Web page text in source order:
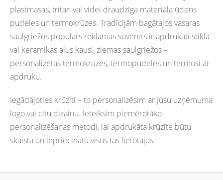
plastmasas, tritan vai videi draudzīga materiāla ūdens
pudeles un termokrūzes. Tradīcijām bagātajos vasaras
saulgriežos populārs reklāmas suvenīrs ir apdrukāti stikla
vai keramikas alus kausi, ziemas saulgriežos –
personalizētas termokrūzes, termopudeles un termosi ar
apdruku.
Iegādājoties krūzīti – to personalizēsim ar Jūsu uzņēmuma
logo vai citu dizainu. Ieteiksim piemērotāko
personalizēšanas metodi, lai apdrukāta krūzīte būtu
skaista un iepriecinātu visus tās lietotājus.